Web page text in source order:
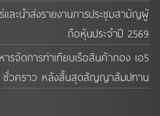
และนำส่งรายงานการประชุมสามัญผู้
ถือหุ้นประจำปี 2569
ารจัดการท่าเทียบเรือสินค้ากอง เอ5
ชั่วคราว หลังสิ้นสุดสัญญาสัมปทาน